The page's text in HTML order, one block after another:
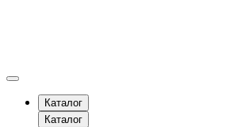
Каталог
Каталог